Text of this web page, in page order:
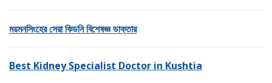
ময়মনসিংহের সেরা কিডনি বিশেষজ্ঞ ডাক্তার
Best Kidney Specialist Doctor in Kushtia